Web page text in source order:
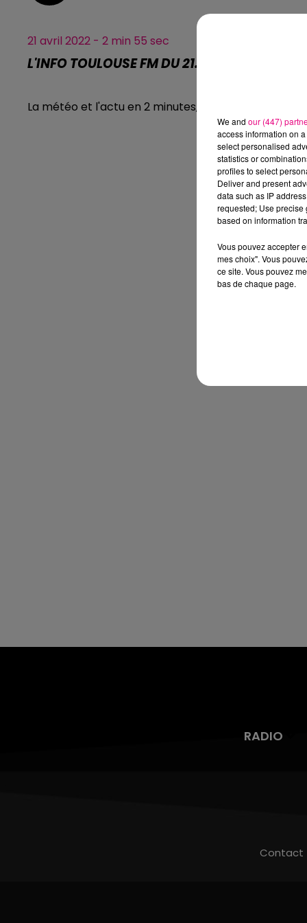
21 avril 2022 - 2 min 55 sec
L'INFO TOULOUSE FM DU 21.04.2022 À 18H01
La météo et l'actu en 2 minutes, l'info Toulouse FM.
RADIO
Contact
We and our (447)
access information on
select personalised
statistics or
profiles to select
Deliver and present
data such as IP
requested; Use precise
based on information
Vous pouvez accepter
mes choix". Vous
ce site. Vous pouvez
bas de chaque page.